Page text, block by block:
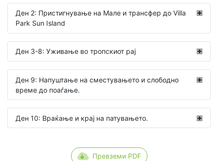
Ден 2: Пристигнување на Мале и трансфер до Villa
Park Sun Island
Ден 3-8: Уживање во тропскиот рај
Ден 9: Напуштање на сместувањето и слободно
време до поаѓање.
Ден 10: Враќање и крај на патувањето.
Превземи PDF